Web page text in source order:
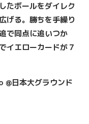
たボールをダイレク
げる。勝ちを手繰り
で同点に追いつか
イエローカードが７
@日本大グラウンド